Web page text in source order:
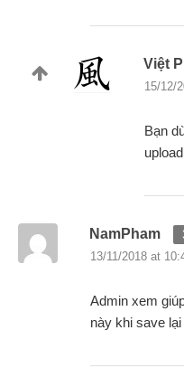
Việt
15/12/
Bạn
NamPham
13/11/2018 at
Admin xem
này khi save